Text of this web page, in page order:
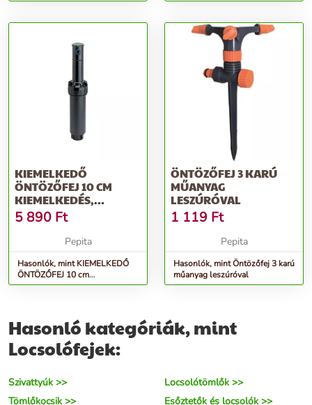
kaspókhoz
KIEMELKEDŐ
ÖNTÖZŐFEJ 10 CM
KIEMELKEDÉS,
KÖRCIKK (40°-360°) ÉS
TE...
5 890 Ft
Pepita
Hasonlók, mint KIEMELKEDŐ
ÖNTÖZŐFEJ 10 cm
kiemelkedés, körcikk (40°-360°)
ÖNTÖZŐFEJ 3 KARÚ
MŰANYAG
LESZÚRÓVAL
1 119 Ft
Pepita
Hasonlók, mint Öntözőfej 3 karú
műanyag leszúróval
Hasonló kategóriák, mint
Locsolófejek:
Szivattyúk >>
Locsolótömlők >>
Tömlőkocsik >>
Esőztetők és locsolók >>